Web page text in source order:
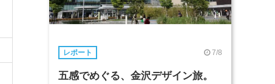
レポート 7/8
五感でめぐる、金沢デザイン旅。